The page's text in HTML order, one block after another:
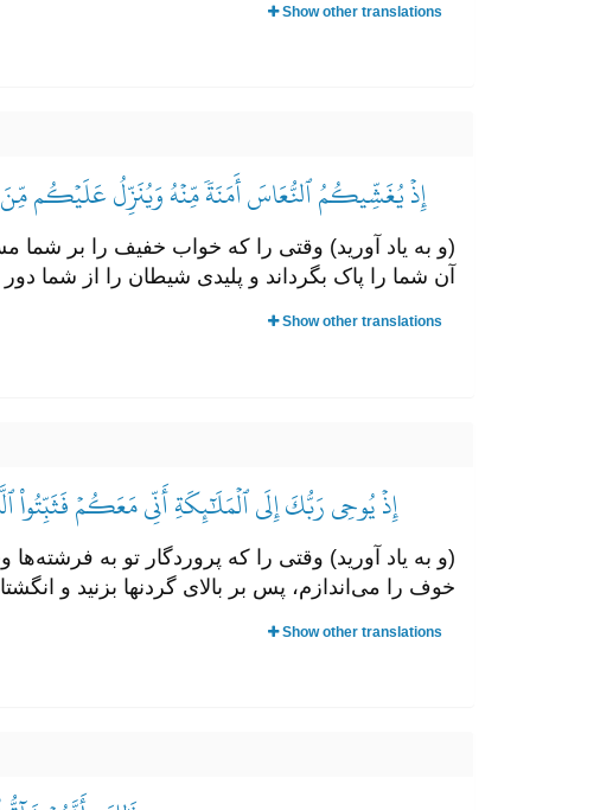
Show other translations
إِذۡ يُغَشِّيكُمُ ٱلنُّعَاسَ أَمَنَةٗ مِّنۡهُ وَيُنَزِّلُ عَلَيۡكُم
(و به یاد آورید) وقتی را که خواب خفیف را بر شما
آن شما را پاک بگرداند و پلیدی شیطان را از شما
Show other translations
إِذۡ يُوحِي رَبُّكَ إِلَى ٱلۡمَلَٰٓئِكَةِ أَنِّي مَعَكُمۡ فَثَبِّتُواْ
(و به یاد آورید) وقتی را که پروردگار تو به
خوف را می‌اندازم، پس بر بالای گردنها بزنید و
Show other translations